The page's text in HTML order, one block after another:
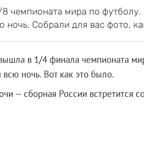
чемпионата мира по
ночь. Собрали для вас фото,
в 1/4 финала чемпионата
ночь. Вот как это было.
— сборная России встретится